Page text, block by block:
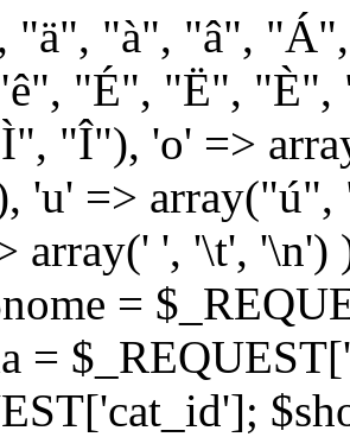
"ä", "à", "â",
"É", "Ë",
"Î"), 'o' =>
'u' =>
array(' ', '\t',
=
=